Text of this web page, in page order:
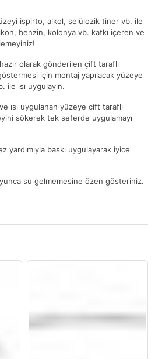
ispirto, alkol, selülozik tiner vb. ile
benzin, kolonya vb. katkı içeren ve
olarak gönderilen çift taraflı
için montaj yapılacak yüzeye
ısı uygulayın.
ısı uygulanan yüzeye çift taraflı
sökerek tek seferde uygulamayı
yardımıyla baskı uygulayarak iyice
su gelmemesine özen gösteriniz.